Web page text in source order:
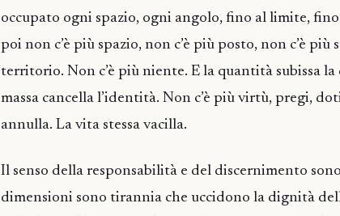
occupato ogni spazio, ogni angolo, fino al limite,
poi non c’è più spazio, non c’è più posto, non c’è più
territorio. Non c’è più niente. E la quantità subissa
massa cancella l’identità. Non c’è più virtù, pregi,
annulla. La vita stessa vacilla.
Il senso della responsabilità e del discernimento
dimensioni sono tirannia che uccidono la dignità